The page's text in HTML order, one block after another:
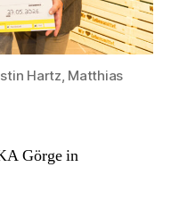
Hartz, Matthias
Görge in